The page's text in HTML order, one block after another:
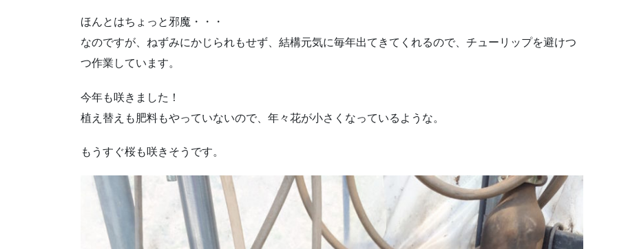
ほんとはちょっと邪魔・・・
なのですが、ねずみにかじられもせず、結構元気に毎年出てきてくれるので、チューリップを避けつ
つ作業しています。
今年も咲きました！
植え替えも肥料もやっていないので、年々花が小さくなっているような。
もうすぐ桜も咲きそうです。